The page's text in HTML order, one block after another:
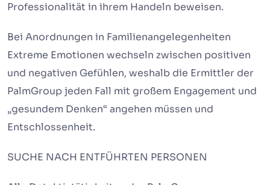
Professionalität in ihrem Handeln beweisen.
Bei Anordnungen in Familienangelegenheiten
Extreme Emotionen wechseln zwischen positiven
und negativen Gefühlen, weshalb die Ermittler der
PalmGroup jeden Fall mit großem Engagement und
„gesundem Denken“ angehen müssen und
Entschlossenheit.
SUCHE NACH ENTFÜHRTEN PERSONEN